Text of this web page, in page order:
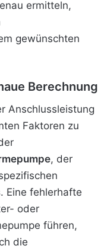
ermitteln,
gewünschten
Berechnung
Anschlussleistung
Faktoren zu
, der
Eine fehlerhafte
oder
führen,
die